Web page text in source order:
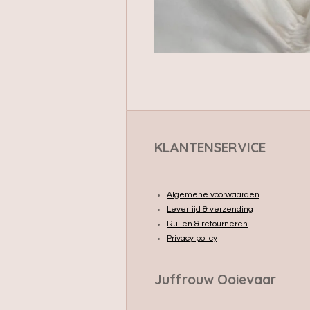
KLANTENSERVICE
Algemene voorwaarden
Levertijd & verzending
Ruilen & retourneren
Privacy policy
Juffrouw Ooievaar